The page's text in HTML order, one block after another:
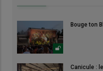
Bouge ton
Canicule :